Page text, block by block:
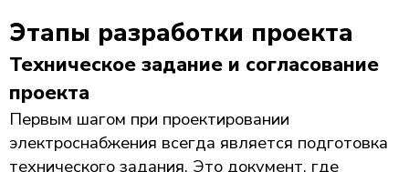
Этапы разработки проекта
Техническое задание и согласование
проекта
Первым шагом при проектировании
электроснабжения всегда является подготовка
технического задания. Это документ, где